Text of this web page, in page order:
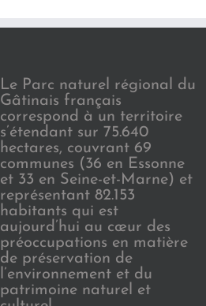
Le Parc naturel régional du
Gâtinais français
correspond à un territoire
s’étendant sur 75.640
hectares, couvrant 69
communes (36 en Essonne
et 33 en Seine-et-Marne) et
représentant 82.153
habitants qui est
aujourd’hui au cœur des
préoccupations en matière
de préservation de
l’environnement et du
patrimoine naturel et